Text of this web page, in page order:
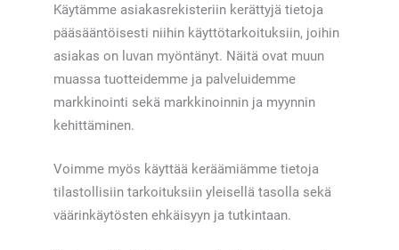
Käytämme asiakasrekisteriin kerättyjä tietoja
pääsääntöisesti niihin käyttötarkoituksiin, joihin
asiakas on luvan myöntänyt. Näitä ovat muun
muassa tuotteidemme ja palveluidemme
markkinointi sekä markkinoinnin ja myynnin
kehittäminen.
Voimme myös käyttää keräämiämme tietoja
tilastollisiin tarkoituksiin yleisellä tasolla sekä
väärinkäytösten ehkäisyyn ja tutkintaan.